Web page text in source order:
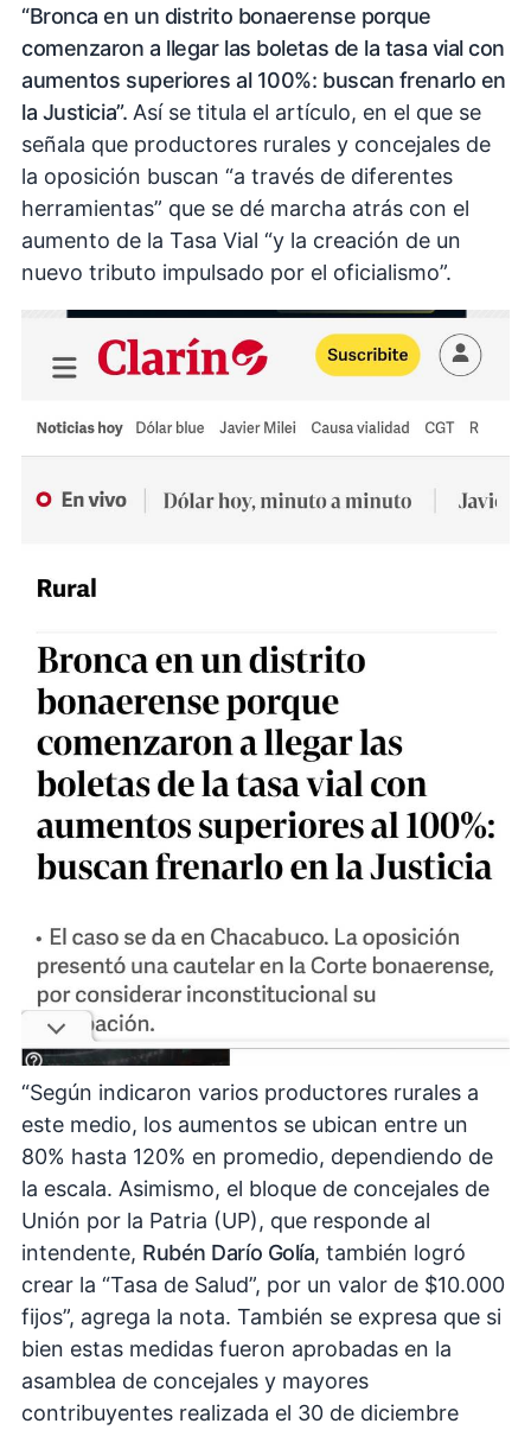
“Bronca en un distrito bonaerense porque
comenzaron a llegar las boletas de la tasa vial con
aumentos superiores al 100%: buscan frenarlo en
la Justicia”. Así se titula el artículo, en el que se
señala que productores rurales y concejales de
la oposición buscan “a través de diferentes
herramientas” que se dé marcha atrás con el
aumento de la Tasa Vial “y la creación de un
nuevo tributo impulsado por el oficialismo”.
“Según indicaron varios productores rurales a
este medio, los aumentos se ubican entre un
80% hasta 120% en promedio, dependiendo de
la escala. Asimismo, el bloque de concejales de
Unión por la Patria (UP), que responde al
intendente, Rubén Darío Golía, también logró
crear la “Tasa de Salud”, por un valor de $10.000
fijos”, agrega la nota. También se expresa que si
bien estas medidas fueron aprobadas en la
asamblea de concejales y mayores
contribuyentes realizada el 30 de diciembre